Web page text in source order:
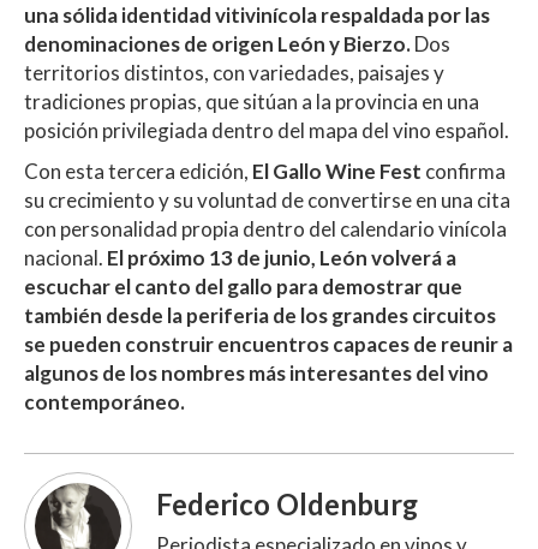
una sólida identidad vitivinícola respaldada por las
denominaciones de origen León y Bierzo.Dos
territorios distintos, con variedades, paisajes y
tradiciones propias, que sitúan a la provincia en una
posición privilegiada dentro del mapa del vino español.
Con esta tercera edición, El Gallo Wine Fest confirma
su crecimiento y su voluntad de convertirse en una cita
con personalidad propia dentro del calendario vinícola
nacional. El próximo 13 de junio, León volverá a
escuchar el canto del gallo para demostrar que
también desde la periferia de los grandes circuitos
se pueden construir encuentros capaces de reunir a
algunos de los nombres más interesantes del vino
contemporáneo.
Federico Oldenburg